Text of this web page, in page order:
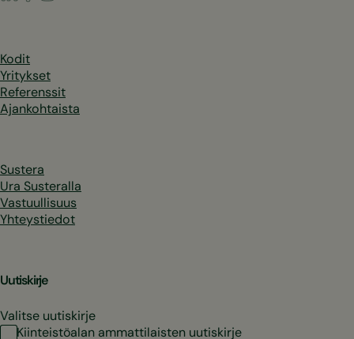
Kodit
Yritykset
Referenssit
Ajankohtaista
Sustera
Ura Susteralla
Vastuullisuus
Yhteystiedot
Uutiskirje
Valitse uutiskirje
Kiinteistöalan ammattilaisten uutiskirje